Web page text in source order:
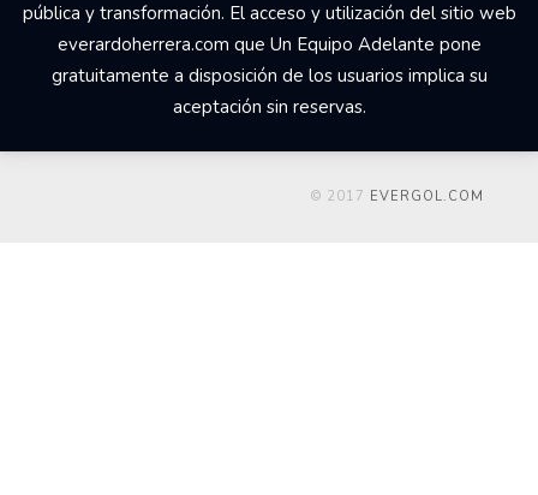
pública y transformación. El acceso y utilización del sitio web
everardoherrera.com que Un Equipo Adelante pone
gratuitamente a disposición de los usuarios implica su
aceptación sin reservas.
© 2017 EVERGOL.COM